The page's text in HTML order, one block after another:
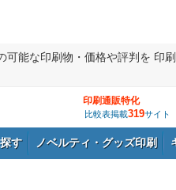
能な印刷物・価格や評判を 印刷
印刷通販特化
比較表掲載319サイト
す ノベルティ・グッズ印刷